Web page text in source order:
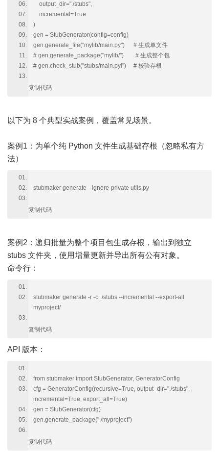
output_dir="./stubs",
incremental=True
)
gen = StubGenerator(config=config)
gen.generate_file("mylib/main.py") # 生成单文件
# gen.generate_package("mylib/") # 生成整个包
# gen.check_stub("stubs/main.pyi") # 校验存根
复制代码
以下为 8 个典型实战案例，覆盖常见场景。
案例1：为单个纯 Python 文件生成基础存根（忽略私有方
法）
stubmaker generate --ignore-private utils.py
复制代码
案例2：递归批量为整个项目包生成存根，输出到独立
stubs 文件夹，使用增量更新并导出所有公有对象。
命令行：
stubmaker generate -r -o ./stubs --incremental --export-all
myproject/
复制代码
API 版本：
from stubmaker import StubGenerator, GeneratorConfig
cfg = GeneratorConfig(recursive=True, output_dir="./stubs",
incremental=True, export_all=True)
gen = StubGenerator(cfg)
gen.generate_package("./myproject")
复制代码